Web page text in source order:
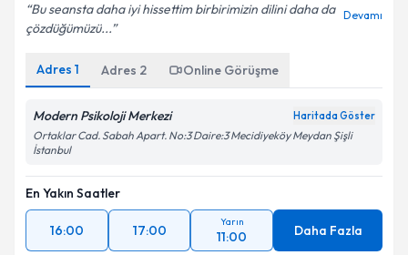
Bu seansta daha iyi hissettim birbirimizin dilini daha da
çözdüğümüzü...
Devamı
Adres 1 Adres 2 Online Görüşme
Modern Psikoloji Merkezi Haritada Göster
Ortaklar Cad. Sabah Apart. No:3 Daire:3 Mecidiyeköy Meydan Şişli
İstanbul
En Yakın Saatler
16:00 17:00
Yarın
11:00 Daha Fazla